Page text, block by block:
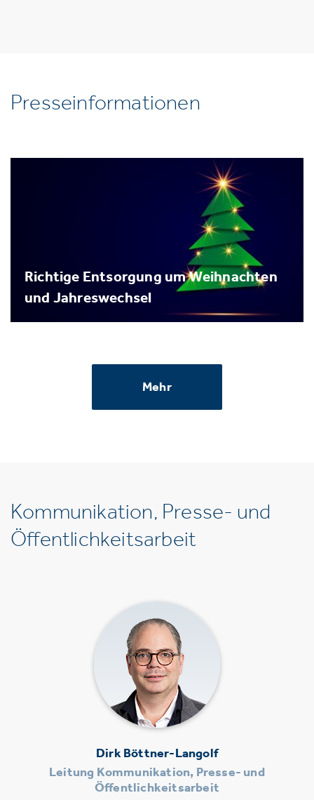
Presseinformationen
Richtige Entsorgung um Weihnachten
und Jahreswechsel
Mehr
Kommunikation, Presse- und
Öffentlichkeitsarbeit
Dirk Böttner-Langolf
Leitung Kommunikation, Presse- und
Öffentlichkeitsarbeit